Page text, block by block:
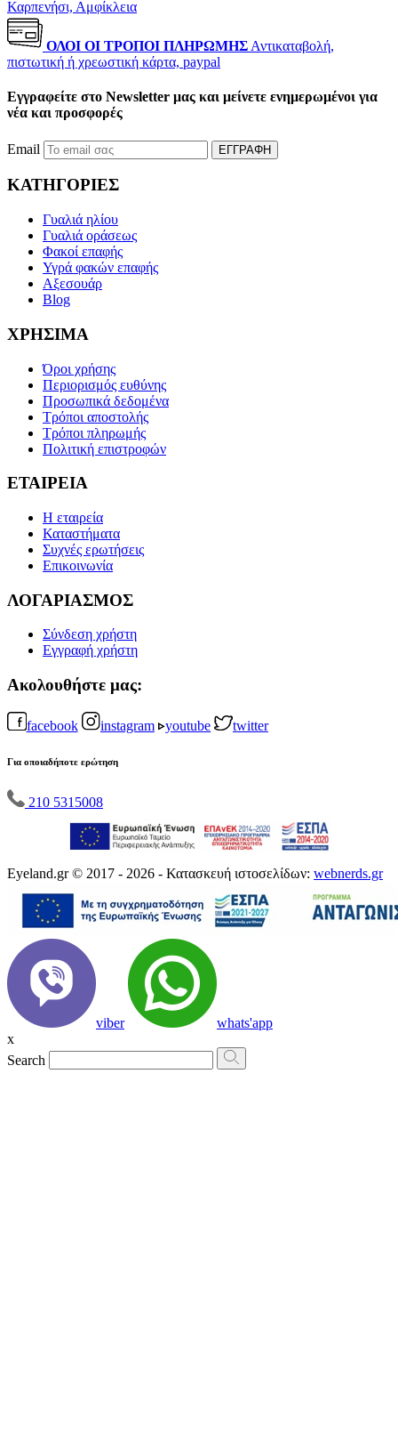
Καρπενήσι, Αμφίκλεια
ΟΛΟΙ ΟΙ ΤΡΟΠΟΙ ΠΛΗΡΩΜΗΣ Αντικαταβολή,
πιστωτική ή χρεωστική κάρτα, paypal
Εγγραφείτε στο Newsletter μας και μείνετε ενημερωμένοι για
νέα και προσφορές
Email ΕΓΓΡΑΦΗ
ΚΑΤΗΓΟΡΙΕΣ
Γυαλιά ηλίου
Γυαλιά οράσεως
Φακοί επαφής
Υγρά φακών επαφής
Αξεσουάρ
Blog
ΧΡΗΣΙΜΑ
Όροι χρήσης
Περιορισμός ευθύνης
Προσωπικά δεδομένα
Τρόποι αποστολής
Τρόποι πληρωμής
Πολιτική επιστροφών
ΕΤΑΙΡΕΙΑ
Η εταιρεία
Καταστήματα
Συχνές ερωτήσεις
Επικοινωνία
ΛΟΓΑΡΙΑΣΜΟΣ
Σύνδεση χρήστη
Εγγραφή χρήστη
Ακολουθήστε μας:
facebook instagram youtube twitter
Για οποιαδήποτε ερώτηση
210 5315008
Eyeland.gr © 2017 - 2026 - Κατασκευή ιστοσελίδων: webnerds.gr
viber
whats'app
x
Search